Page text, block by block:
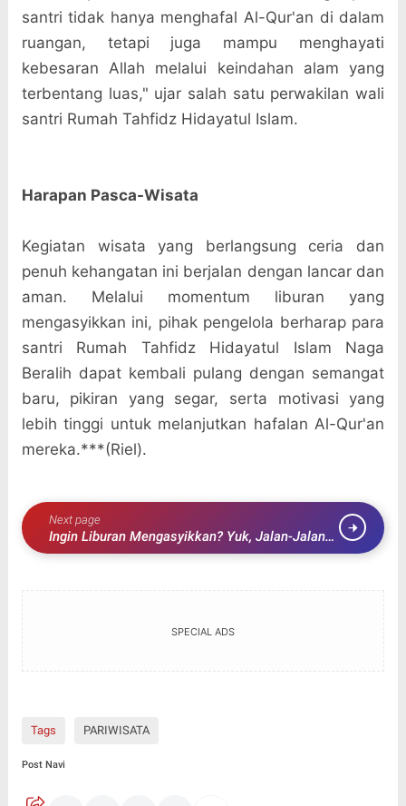
santri tidak hanya menghafal Al-Qur'an di dalam
ruangan, tetapi juga mampu menghayati
kebesaran Allah melalui keindahan alam yang
terbentang luas," ujar salah satu perwakilan wali
santri Rumah Tahfidz Hidayatul Islam.
Harapan Pasca-Wisata
Kegiatan wisata yang berlangsung ceria dan
penuh kehangatan ini berjalan dengan lancar dan
aman. Melalui momentum liburan yang
mengasyikkan ini, pihak pengelola berharap para
santri Rumah Tahfidz Hidayatul Islam Naga
Beralih dapat kembali pulang dengan semangat
baru, pikiran yang segar, serta motivasi yang
lebih tinggi untuk melanjutkan hafalan Al-Qur'an
mereka.***(Riel).
Next page
Ingin Liburan Mengasyikkan? Yuk, Jalan-Jalan
ke Panorama Baru Sumatra Barat!
SPECIAL ADS
Tags PARIWISATA
Post Navi